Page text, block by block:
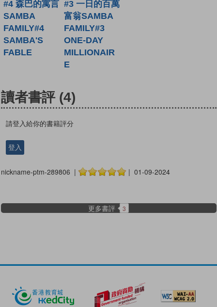
#4 森巴的寓言
SAMBA
FAMILY#4
SAMBA'S
FABLE
#3 一日的百萬
富翁SAMBA
FAMILY#3
ONE-DAY
MILLIONAIR
E
讀者書評 (4)
請登入給你的書籍評分
登入
nickname-ptm-289806 | | 01-09-2024
更多書評 3